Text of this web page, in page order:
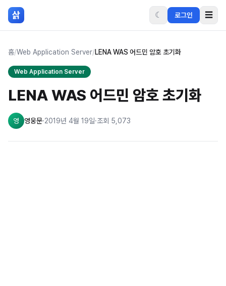
본문 바로가기
삵 ☾ 로그인 ☰
홈/Web Application Server/LENA WAS 어드민 암호 초기화
Web Application Server
LENA WAS 어드민 암호 초기화
영 영웅문·2019년 4월 19일·조회 5,073